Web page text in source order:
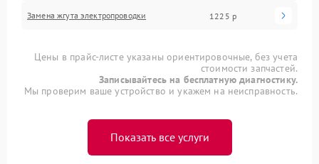
Замена жгута электропроводки 1225 р
Цены в прайс-листе указаны ориентировочные, без учета
стоимости запчастей.
Записывайтесь на бесплатную диагностику.
Мы проверим ваше устройство и укажем на неисправность.
Показать все услуги